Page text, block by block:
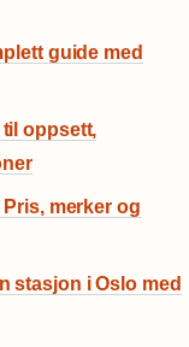
guide med
til oppsett,
merker og
stasjon i Oslo med